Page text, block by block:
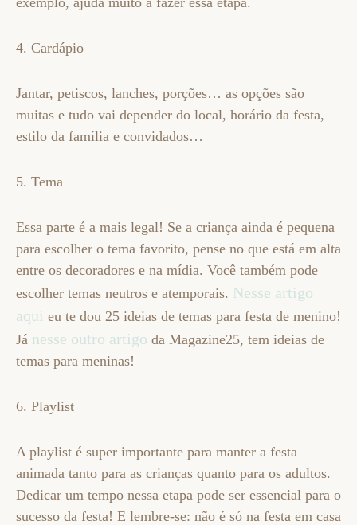
4. Cardápio
Jantar, petiscos, lanches, porções… as opções são
muitas e tudo vai depender do local, horário da festa,
estilo da família e convidados…
5. Tema
Essa parte é a mais legal! Se a criança ainda é pequena
para escolher o tema favorito, pense no que está em alta
entre os decoradores e na mídia. Você também pode
escolher temas neutros e atemporais. Nesse artigo
aqui eu te dou 25 ideias de temas para festa de menino!
Já nesse outro artigo da Magazine25, tem ideias de
temas para meninas!
6. Playlist
A playlist é super importante para manter a festa
animada tanto para as crianças quanto para os adultos.
Dedicar um tempo nessa etapa pode ser essencial para o
sucesso da festa! E lembre-se: não é só na festa em casa